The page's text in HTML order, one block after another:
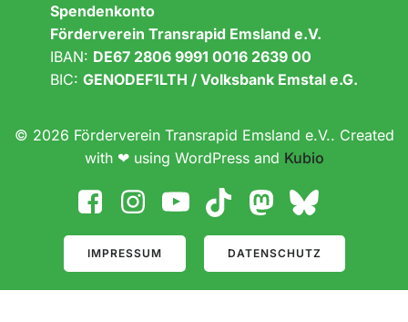
Spendenkonto
Förderverein Transrapid Emsland e.V.
IBAN: DE67 2806 9991 0016 2639 00
BIC: GENODEF1LTH / Volksbank Emstal e.G.
© 2026 Förderverein Transrapid Emsland e.V.. Created
with ❤ using WordPress and Kubio
IMPRESSUM DATENSCHUTZ